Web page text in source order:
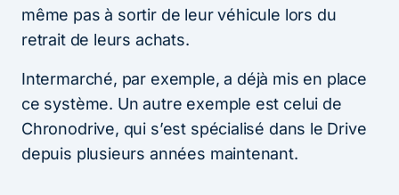
même pas à sortir de leur véhicule lors du
retrait de leurs achats.
Intermarché, par exemple, a déjà mis en place
ce système. Un autre exemple est celui de
Chronodrive, qui s’est spécialisé dans le Drive
depuis plusieurs années maintenant.